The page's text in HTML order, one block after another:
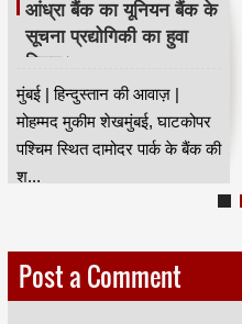
आंध्रा बैंक का यूनियन बैंक के
सूचना प्रद्योगिकी का हुवा
विलय।
मुंबई | हिन्दुस्तान की आवाज़ |
मोहम्मद मुकीम शेखमुंबई, घाटकोपर
पश्चिम स्थित दामोदर पार्क के बैंक की
श...
Post a Comment